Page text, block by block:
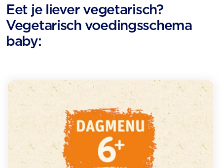
Eet je liever vegetarisch?
Vegetarisch voedingsschema
baby: